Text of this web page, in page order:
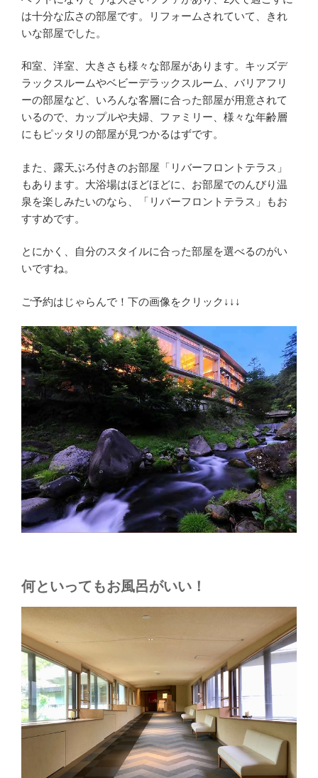
は十分な広さの部屋です。リフォームされていて、きれ
いな部屋でした。
和室、洋室、大きさも様々な部屋があります。キッズデ
ラックスルームやベビーデラックスルーム、バリアフリ
ーの部屋など、いろんな客層に合った部屋が用意されて
いるので、カップルや夫婦、ファミリー、様々な年齢層
にもピッタリの部屋が見つかるはずです。
また、露天ぶろ付きのお部屋「リバーフロントテラス」
もあります。大浴場はほどほどに、お部屋でのんびり温
泉を楽しみたいのなら、「リバーフロントテラス」もお
すすめです。
とにかく、自分のスタイルに合った部屋を選べるのがい
いですね。
ご予約はじゃらんで！下の画像をクリック↓↓↓
何といってもお風呂がいい！